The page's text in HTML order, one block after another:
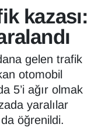
kazası:
gelen trafik
otomobil
5’i ağır olmak
yaralılar
öğrenildi.